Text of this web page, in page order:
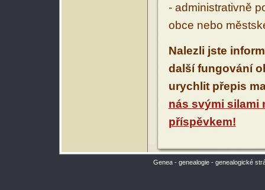
- administrativně
obce nebo
Nalezli jste
další fungování
urychlit přepis
nás svými silami
příspěvkem!
Genea - genealogie - genealogické